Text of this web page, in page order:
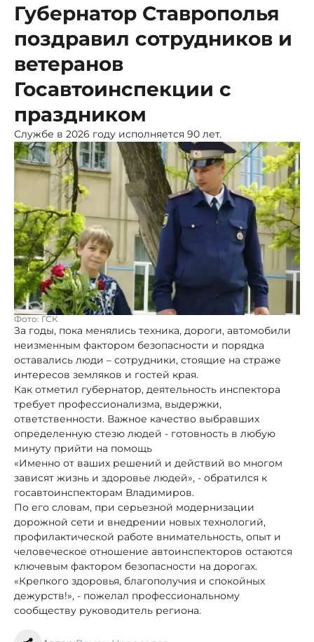
Губернатор Ставрополья
поздравил сотрудников и
ветеранов
Госавтоинспекции с
праздником
Службе в 2026 году исполняется 90 лет.
Фото: ГСК
За годы, пока менялись техника, дороги, автомобили
неизменным фактором безопасности и порядка
оставались люди – сотрудники, стоящие на страже
интересов земляков и гостей края.
Как отметил губернатор, деятельность инспектора
требует профессионализма, выдержки,
ответственности. Важное качество выбравших
определенную стезю людей - готовность в любую
минуту прийти на помощь
«Именно от ваших решений и действий во многом
зависят жизнь и здоровье людей», - обратился к
госавтоинспекторам Владимиров.
По его словам, при серьезной модернизации
дорожной сети и внедрении новых технологий,
профилактической работе внимательность, опыт и
человеческое отношение автоинспекторов остаются
ключевым фактором безопасности на дорогах.
«Крепкого здоровья, благополучия и спокойных
дежурств!», - пожелал профессиональному
сообществу руководитель региона.